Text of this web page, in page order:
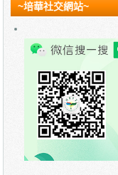
~培華社交網站~